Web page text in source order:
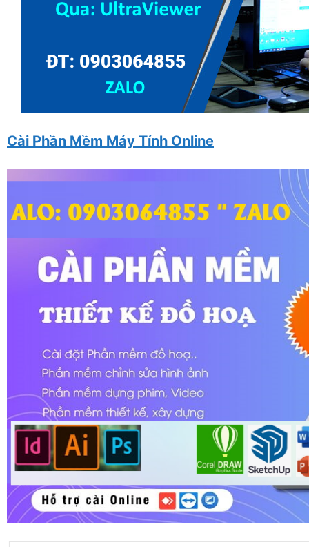
Cài Phần Mềm Máy Tính Online